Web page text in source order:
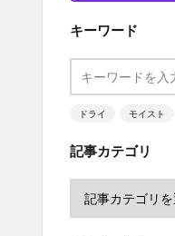
キーワード
ドライ モイスト
記事カテゴリ